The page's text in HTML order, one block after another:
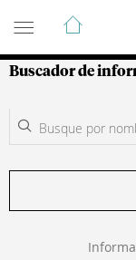
Guía de
Buscador de